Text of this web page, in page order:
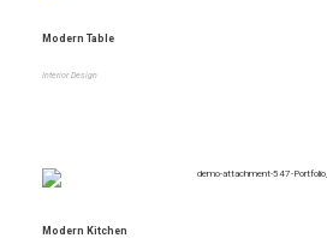
Modern Table
Interior Design
Modern Kitchen